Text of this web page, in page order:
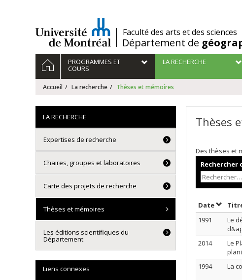
/Faculté des arts et des sciences
Département de
Navigation
principale
ACCUEILPROGRAMMES ET
COURS
LA RECHERCHE
Accueil La recherche Thèses et mémoires
Thèses
Des thèses et
Rechercher
DateTrier
1991
Le
2014
Le
1994 La
LA RECHERCHE
Expertises de recherche
Chaires, groupes et laboratoires
Carte des projets de recherche
Thèses et mémoires
Les éditions scientifiques du
Département
Liens connexes